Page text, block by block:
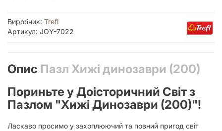
Виробник: Trefl
Артикул: JOY-7022
Опис Пазл Хижі динозаври (200)
Пориньте у Доісторичний Світ з
Пазлом "Хижі Динозаври (200)"!
Ласкаво просимо у захоплюючий та повний пригод світ